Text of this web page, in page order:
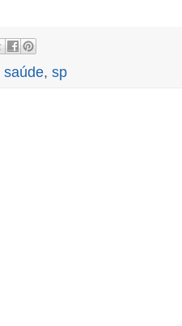
saúde, sp